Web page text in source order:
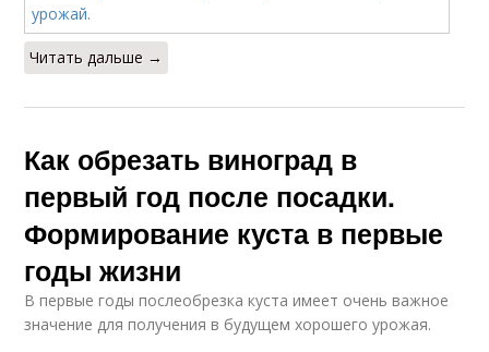
Читать дальше →
Как обрезать виноград в
первый год после посадки.
Формирование куста в первые
годы жизни
В первые годы послеобрезка куста имеет очень важное
значение для получения в будущем хорошего урожая.